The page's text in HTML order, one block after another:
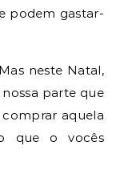
podem gastar-
neste Natal,
nossa parte que
aquela
que o vocês